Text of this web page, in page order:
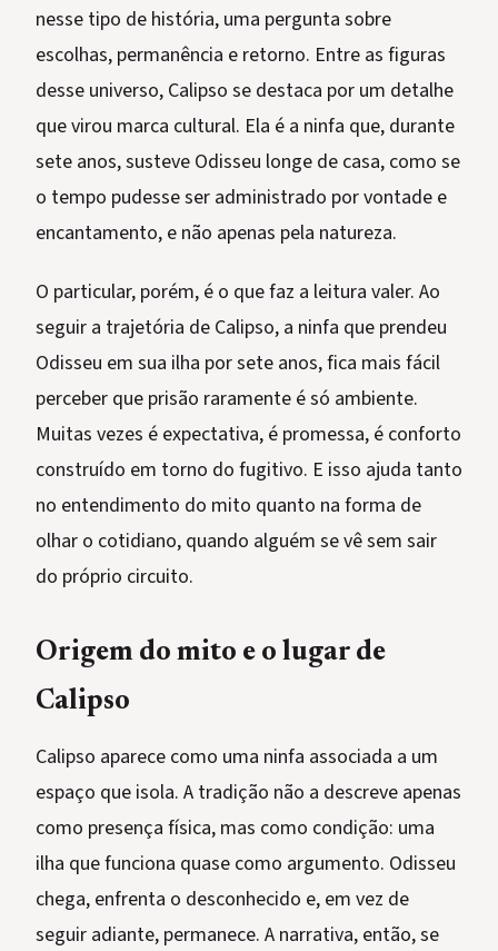
nesse tipo de história, uma pergunta sobre
escolhas, permanência e retorno. Entre as figuras
desse universo, Calipso se destaca por um detalhe
que virou marca cultural. Ela é a ninfa que, durante
sete anos, susteve Odisseu longe de casa, como se
o tempo pudesse ser administrado por vontade e
encantamento, e não apenas pela natureza.
O particular, porém, é o que faz a leitura valer. Ao
seguir a trajetória de Calipso, a ninfa que prendeu
Odisseu em sua ilha por sete anos, fica mais fácil
perceber que prisão raramente é só ambiente.
Muitas vezes é expectativa, é promessa, é conforto
construído em torno do fugitivo. E isso ajuda tanto
no entendimento do mito quanto na forma de
olhar o cotidiano, quando alguém se vê sem sair
do próprio circuito.
Origem do mito e o lugar de
Calipso
Calipso aparece como uma ninfa associada a um
espaço que isola. A tradição não a descreve apenas
como presença física, mas como condição: uma
ilha que funciona quase como argumento. Odisseu
chega, enfrenta o desconhecido e, em vez de
seguir adiante, permanece. A narrativa, então, se